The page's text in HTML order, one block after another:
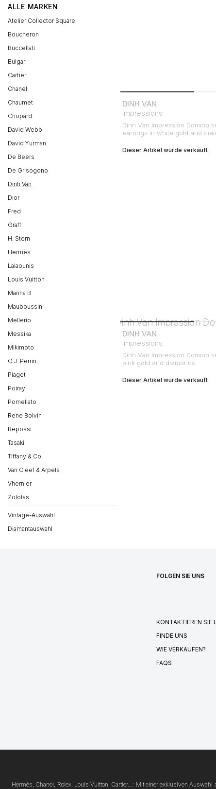
ALLE MARKEN
Atelier Collector Square
Boucheron
Buccellati
Bulgari
Cartier
Chanel
Chaumet
Chopard
David Webb
David Yurman
De Beers
De Grisogono
Dinh Van
Dior
Fred
Graff
H. Stern
Hermès
Lalaounis
Louis Vuitton
Marina B
Mauboussin
Mellerio
Messika
Mikimoto
O.J. Perrin
Piaget
Poiray
Pomellato
Rene Boivin
Repossi
Tasaki
Tiffany & Co
Van Cleef & Arpels
Vhernier
Zolotas
Vintage-Auswahl
Diamantauswahl
DINH VAN
Impressions
Dinh Van Impression Domino
earrings in white gold and
Dieser Artikel wurde verkauft
DINH VAN
Impressions
Dinh Van Impression Domino
pink gold and diamonds
Dieser Artikel wurde verkauft
FOLGEN SIE UNS
KONTAKTIEREN SIE
FINDE UNS
WIE VERKAUFEN?
FAQS
Hermès, Chanel, Rolex, Louis Vuitton, Cartier…: Mit einer exklusiven